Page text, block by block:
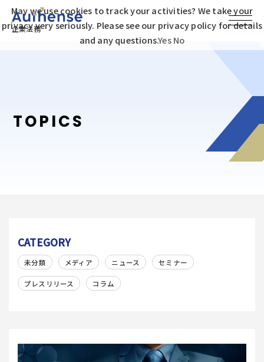
企業法務
TOPICS
CATEGORY
未分類 メディア ニュース セミナー
プレスリリース コラム
May we use cookies to track your activities? We take your
privacy very seriously. Please see our privacy policy for details
and any questions.Yes No